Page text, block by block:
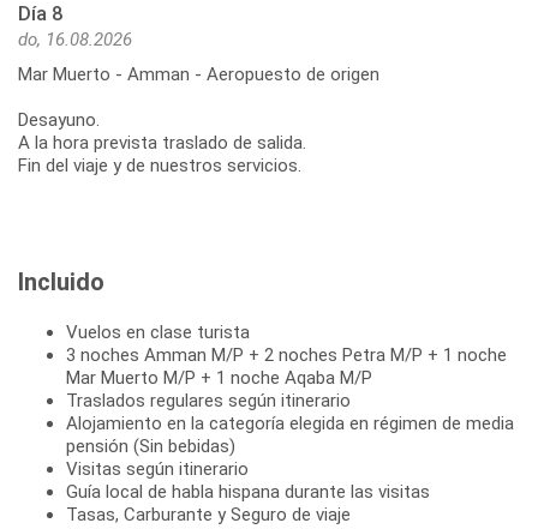
Día 8
do, 16.08.2026
Mar Muerto - Amman - Aeropuesto de origen
Desayuno.
A la hora prevista traslado de salida.
Fin del viaje y de nuestros servicios.
Incluido
Vuelos en clase turista
3 noches Amman M/P + 2 noches Petra M/P + 1 noche
Mar Muerto M/P + 1 noche Aqaba M/P
Traslados regulares según itinerario
Alojamiento en la categoría elegida en régimen de media
pensión (Sin bebidas)
Visitas según itinerario
Guía local de habla hispana durante las visitas
Tasas, Carburante y Seguro de viaje